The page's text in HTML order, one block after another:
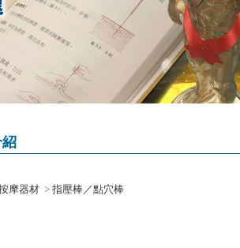
摩器材 > 指壓棒／點穴棒